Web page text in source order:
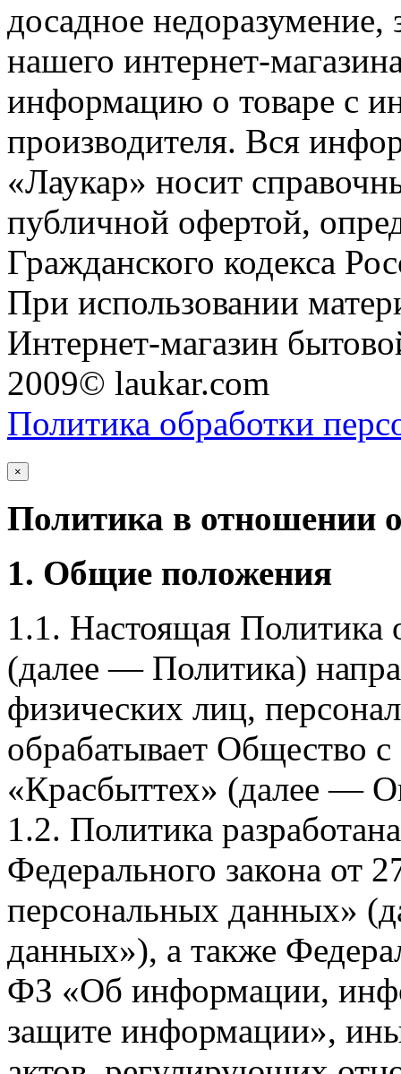
досадное недоразумение,
нашего интернет-
информацию о товаре с
производителя. Вся
«Лаукар» носит
публичной офертой,
Гражданского кодекса
При использовании
Интернет-магазин
2009© laukar.com
Политика обработки
×
Политика в отношении
1. Общие положения
1.1. Настоящая Политика
(далее — Политика)
физических лиц,
обрабатывает Общество
«Красбыттех» (далее —
1.2. Политика
Федерального закона
персональных данных»
данных»), а также
ФЗ «Об информации,
защите информации»,